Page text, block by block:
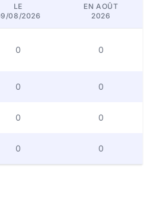
LE
08/2026
EN AOÛT
2026
0 0
0 0
0 0
0 0